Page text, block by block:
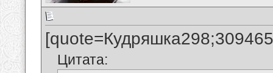
Цитата: